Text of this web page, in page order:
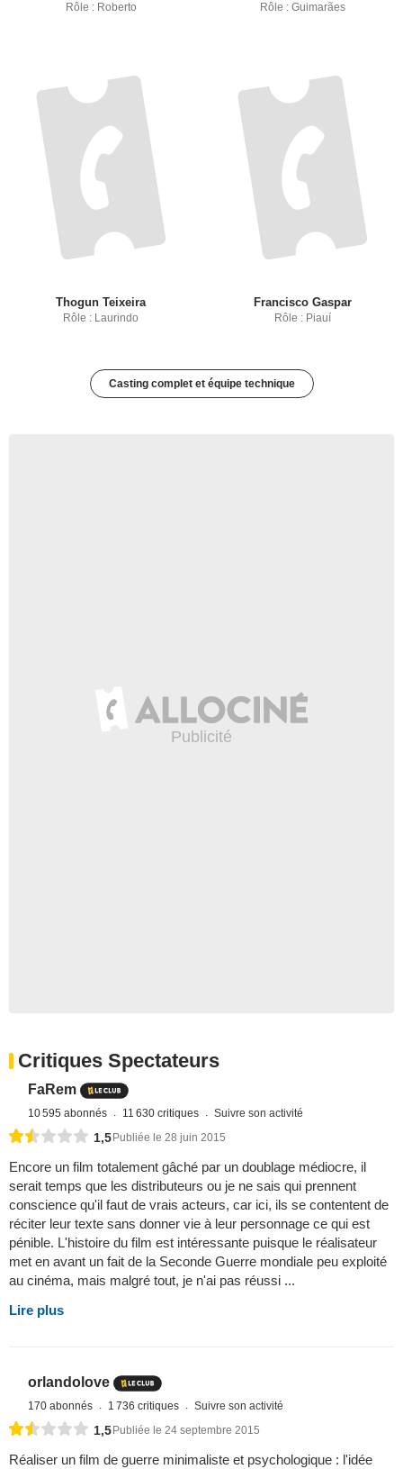
Rôle : Roberto Rôle : Guimarães
Thogun Teixeira
Rôle : Laurindo
Francisco Gaspar
Rôle : Piauí
Casting complet et équipe technique
Critiques Spectateurs
FaRem
10 595 abonnés 11 630 critiques Suivre son activité
1,5 Publiée le 28 juin 2015
Encore un film totalement gâché par un doublage médiocre, il
serait temps que les distributeurs ou je ne sais qui prennent
conscience qu'il faut de vrais acteurs, car ici, ils se contentent de
réciter leur texte sans donner vie à leur personnage ce qui est
pénible. L'histoire du film est intéressante puisque le réalisateur
met en avant un fait de la Seconde Guerre mondiale peu exploité
au cinéma, mais malgré tout, je n'ai pas réussi ...
Lire plus
orlandolove
170 abonnés 1 736 critiques Suivre son activité
1,5 Publiée le 24 septembre 2015
Réaliser un film de guerre minimaliste et psychologique : l'idée